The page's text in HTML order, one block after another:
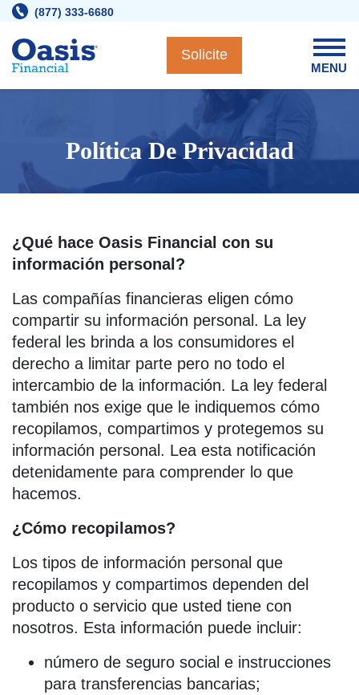
Skip
content
(877) 333-6680
MENU
Solicite
Política De Privacidad
¿Qué hace Oasis Financial con su
información personal?
Las compañías financieras eligen cómo
compartir su información personal. La ley
federal les brinda a los consumidores el
derecho a limitar parte pero no todo el
intercambio de la información. La ley federal
también nos exige que le indiquemos cómo
recopilamos, compartimos y protegemos su
información personal. Lea esta notificación
detenidamente para comprender lo que
hacemos.
¿Cómo recopilamos?
Los tipos de información personal que
recopilamos y compartimos dependen del
producto o servicio que usted tiene con
nosotros. Esta información puede incluir:
número de seguro social e instrucciones
para transferencias bancarias;